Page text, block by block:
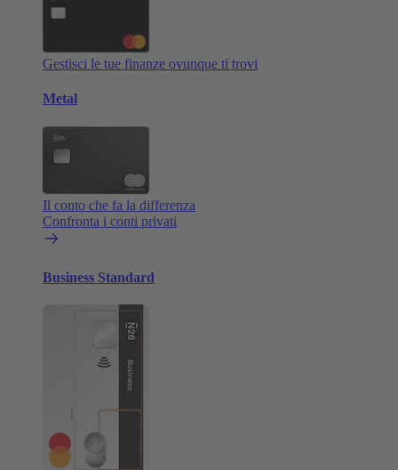
Gestisci le tue finanze ovunque ti trovi
Metal
Il conto che fa la differenza
Confronta i conti privati
Business Standard